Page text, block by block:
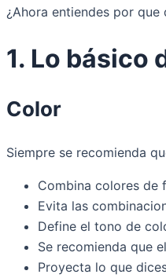
¿Ahora entiendes por
1. Lo básico
Color
Siempre se recomienda
Combina colores de
Evita las
Define el tono de
Se recomienda que
Proyecta lo que